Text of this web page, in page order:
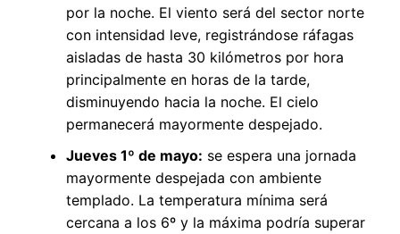
por la noche. El viento será del sector norte
con intensidad leve, registrándose ráfagas
aisladas de hasta 30 kilómetros por hora
principalmente en horas de la tarde,
disminuyendo hacia la noche. El cielo
permanecerá mayormente despejado.
Jueves 1º de mayo: se espera una jornada
mayormente despejada con ambiente
templado. La temperatura mínima será
cercana a los 6º y la máxima podría superar